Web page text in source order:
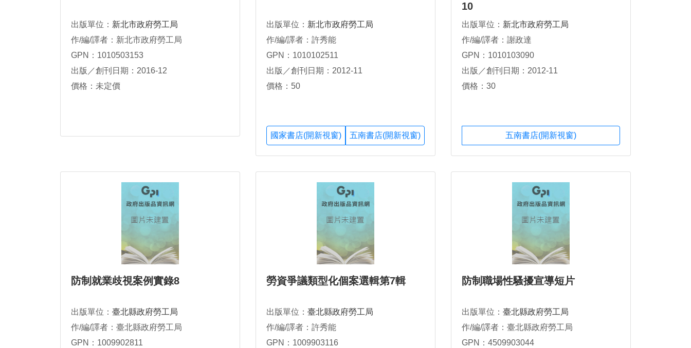
出版單位： 新北市政府勞工局
作/編/譯者：新北市政府勞工局
GPN：1010503153
出版／創刊日期：2016-12
價格：未定價
出版單位： 新北市政府勞工局
作/編/譯者：許秀能
GPN：1010102511
出版／創刊日期：2012-11
價格：50
國家書店(開新視窗) 五南書店(開新視窗)
10
出版單位： 新北市政府勞工局
作/編/譯者：謝政達
GPN：1010103090
出版／創刊日期：2012-11
價格：30
五南書店(開新視窗)
防制就業歧視案例實錄8
出版單位： 臺北縣政府勞工局
作/編/譯者：臺北縣政府勞工局
GPN：1009902811
勞資爭議類型化個案選輯第7輯
出版單位： 臺北縣政府勞工局
作/編/譯者：許秀能
GPN：1009903116
防制職場性騷擾宣導短片
出版單位： 臺北縣政府勞工局
作/編/譯者：臺北縣政府勞工局
GPN：4509903044